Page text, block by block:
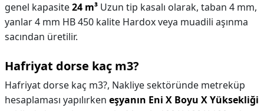
genel kapasite24 m³ Uzun tip kasalı olarak, taban 4 mm,
yanlar 4 mm HB 450 kalite Hardox veya muadili aşınma
sacından üretilir.
Hafriyat dorse kaç m3?
Hafriyat dorse kaç m3?, Nakliye sektöründe metreküp
hesaplaması yapılırken eşyanın Eni X Boyu X Yüksekliği